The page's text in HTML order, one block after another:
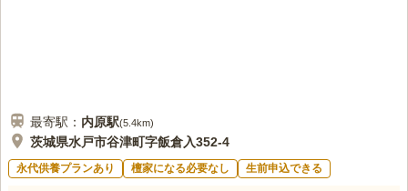
最寄駅： 内原駅(5.4km)
茨城県水戸市谷津町字飯倉入352-4
永代供養プランあり 檀家になる必要なし 生前申込できる